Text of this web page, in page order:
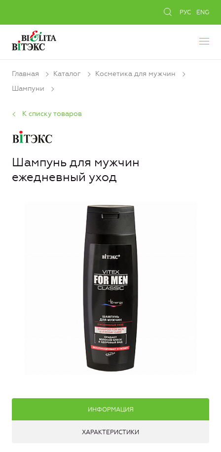
РУС ENG
Главная Каталог
Косметика для мужчин
Шампуни
К списку товаров
Шампунь для мужчин
ежедневный уход
ИНФОРМАЦИЯ
ХАРАКТЕРИСТИКИ